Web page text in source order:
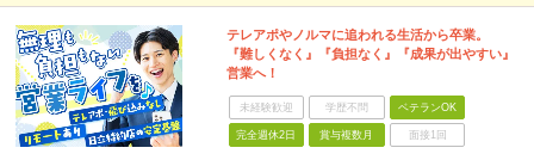
テレアポやノルマに追われる生活から卒業。
『難しくなく』『負担なく』『成果が出やすい』
営業へ！
未経験歓迎 学歴不問 ベテランOK
完全週休2日 賞与複数月 面接1回